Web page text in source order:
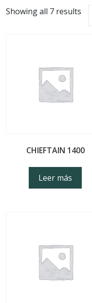
Showing all 7 results
CHIEFTAIN 1400
Leer más